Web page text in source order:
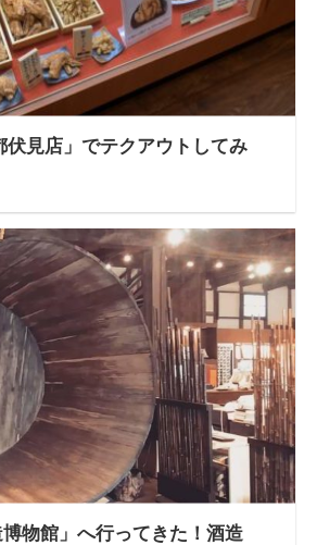
伏見店」でテクアウトしてみ
博物館」へ行ってきた！酒造